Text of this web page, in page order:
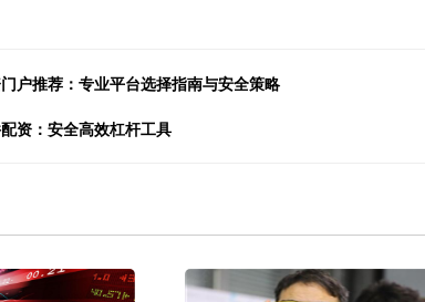
户推荐：专业平台选择指南与安全策略
资：安全高效杠杆工具